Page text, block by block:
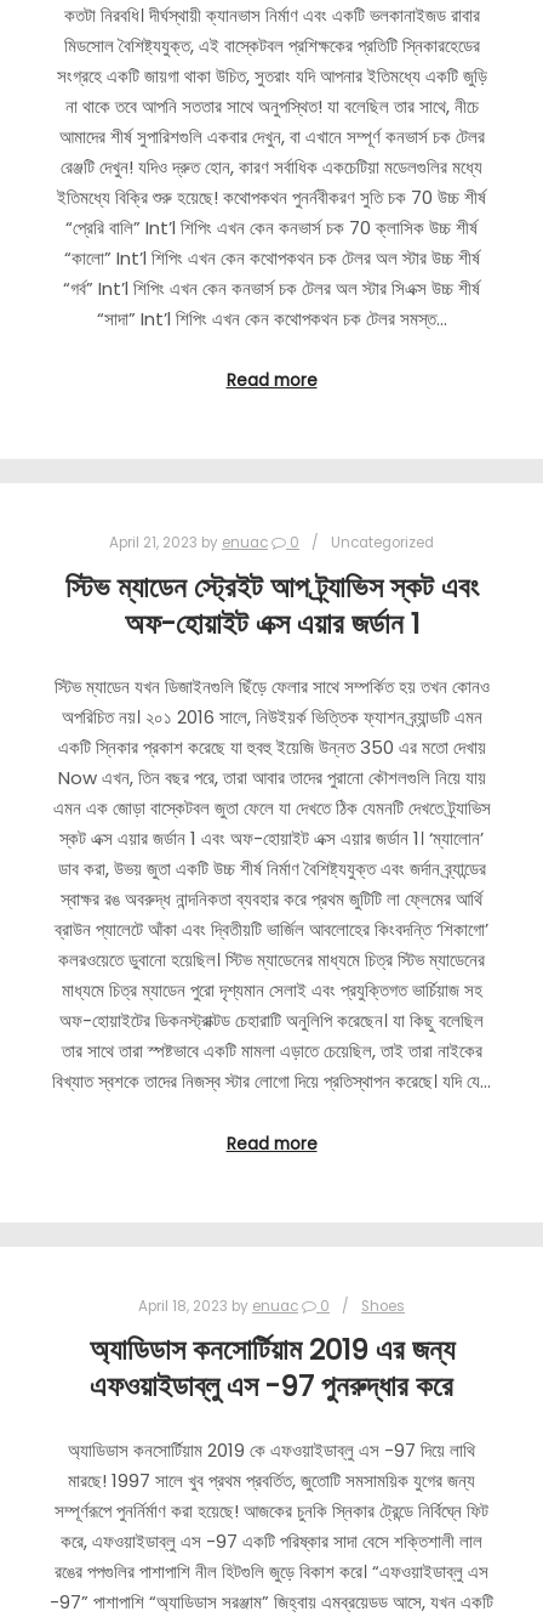
কতটা নিরবধি। দীর্ঘস্থায়ী ক্যানভাস নির্মাণ এবং একটি ভলকানাইজড রাবার
মিডসোল বৈশিষ্ট্যযুক্ত, এই বাস্কেটবল প্রশিক্ষকের প্রতিটি স্নিকারহেডের
সংগ্রহে একটি জায়গা থাকা উচিত, সুতরাং যদি আপনার ইতিমধ্যে একটি জুড়ি
না থাকে তবে আপনি সততার সাথে অনুপস্থিত! যা বলেছিল তার সাথে, নীচে
আমাদের শীর্ষ সুপারিশগুলি একবার দেখুন, বা এখানে সম্পূর্ণ কনভার্স চক টেলর
রেঞ্জটি দেখুন! যদিও দ্রুত হোন, কারণ সর্বাধিক একচেটিয়া মডেলগুলির মধ্যে
ইতিমধ্যে বিক্রি শুরু হয়েছে! কথোপকথন পুনর্নবীকরণ সুতি চক 70 উচ্চ শীর্ষ
“প্রেরি বালি” Int’l শিপিং এখন কেন কনভার্স চক 70 ক্লাসিক উচ্চ শীর্ষ
“কালো” Int’l শিপিং এখন কেন কথোপকথন চক টেলর অল স্টার উচ্চ শীর্ষ
“গর্ব” Int’l শিপিং এখন কেন কনভার্স চক টেলর অল স্টার সিএক্স উচ্চ শীর্ষ
“সাদা” Int’l শিপিং এখন কেন কথোপকথন চক টেলর সমস্ত…
Read more
April 21, 2023 by enuac 0 Uncategorized
স্টিভ ম্যাডেন স্ট্রেইট আপ ট্র্যাভিস স্কট এবং
অফ-হোয়াইট এক্স এয়ার জর্ডান 1
স্টিভ ম্যাডেন যখন ডিজাইনগুলি ছিঁড়ে ফেলার সাথে সম্পর্কিত হয় তখন কোনও
অপরিচিত নয়। ২০১ 2016 সালে, নিউইয়র্ক ভিত্তিক ফ্যাশন ব্র্যান্ডটি এমন
একটি স্নিকার প্রকাশ করেছে যা হুবহু ইয়েজি উন্নত 350 এর মতো দেখায়
Now এখন, তিন বছর পরে, তারা আবার তাদের পুরানো কৌশলগুলি নিয়ে যায়
এমন এক জোড়া বাস্কেটবল জুতা ফেলে যা দেখতে ঠিক যেমনটি দেখতে ট্র্যাভিস
স্কট এক্স এয়ার জর্ডান 1 এবং অফ-হোয়াইট এক্স এয়ার জর্ডান 1। ‘ম্যালোন’
ডাব করা, উভয় জুতা একটি উচ্চ শীর্ষ নির্মাণ বৈশিষ্ট্যযুক্ত এবং জর্দান ব্র্যান্ডের
স্বাক্ষর রঙ অবরুদ্ধ নান্দনিকতা ব্যবহার করে প্রথম জুটিটি লা ফ্লেমের আর্থি
ব্রাউন প্যালেটে আঁকা এবং দ্বিতীয়টি ভার্জিল আবলোহের কিংবদন্তি ‘শিকাগো’
কলরওয়েতে ডুবানো হয়েছিল। স্টিভ ম্যাডেনের মাধ্যমে চিত্র স্টিভ ম্যাডেনের
মাধ্যমে চিত্র ম্যাডেন পুরো দৃশ্যমান সেলাই এবং প্রযুক্তিগত ভার্চিয়াজ সহ
অফ-হোয়াইটের ডিকনস্ট্রাক্টড চেহারাটি অনুলিপি করেছেন। যা কিছু বলেছিল
তার সাথে তারা স্পষ্টভাবে একটি মামলা এড়াতে চেয়েছিল, তাই তারা নাইকের
বিখ্যাত স্বশকে তাদের নিজস্ব স্টার লোগো দিয়ে প্রতিস্থাপন করেছে। যদি যে…
Read more
April 18, 2023 by enuac 0 Shoes
অ্যাডিডাস কনসোর্টিয়াম 2019 এর জন্য
এফওয়াইডাব্লু এস -97 পুনরুদ্ধার করে
অ্যাডিডাস কনসোর্টিয়াম 2019 কে এফওয়াইডাব্লু এস -97 দিয়ে লাথি
মারছে! 1997 সালে খুব প্রথম প্রবর্তিত, জুতোটি সমসাময়িক যুগের জন্য
সম্পূর্ণরূপে পুনর্নির্মাণ করা হয়েছে! আজকের চুনকি স্নিকার ট্রেন্ডে নির্বিঘ্নে ফিট
করে, এফওয়াইডাব্লু এস -97 একটি পরিষ্কার সাদা বেসে শক্তিশালী লাল
রঙের পপগুলির পাশাপাশি নীল হিটগুলি জুড়ে বিকাশ করে। “এফওয়াইডাব্লু এস
-97” পাশাপাশি “অ্যাডিডাস সরঞ্জাম” জিহ্বায় এমব্রয়েডড আসে, যখন একটি